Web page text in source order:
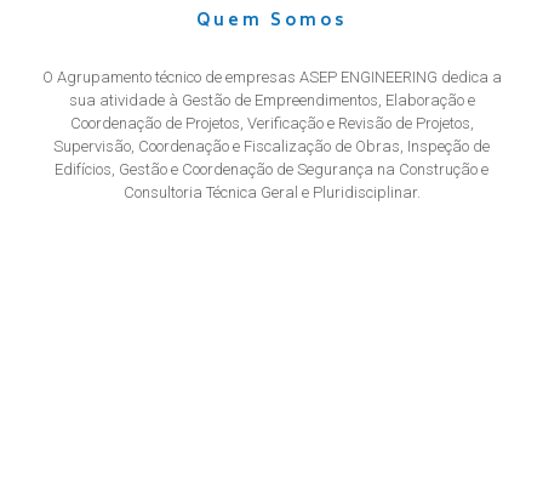
Quem Somos
O Agrupamento técnico de empresas ASEP ENGINEERING dedica a
sua atividade à Gestão de Empreendimentos, Elaboração e
Coordenação de Projetos, Verificação e Revisão de Projetos,
Supervisão, Coordenação e Fiscalização de Obras, Inspeção de
Edifícios, Gestão e Coordenação de Segurança na Construção e
Consultoria Técnica Geral e Pluridisciplinar.